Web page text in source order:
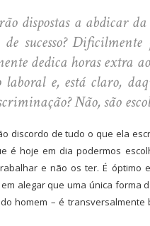
dispostas a abdicar
sucesso?
dedica horas extra
laboral e, está claro,
Não, são
discordo de tudo o que ela
é hoje em dia podermos
e não os ter. É óptimo
alegar que uma única
homem – é